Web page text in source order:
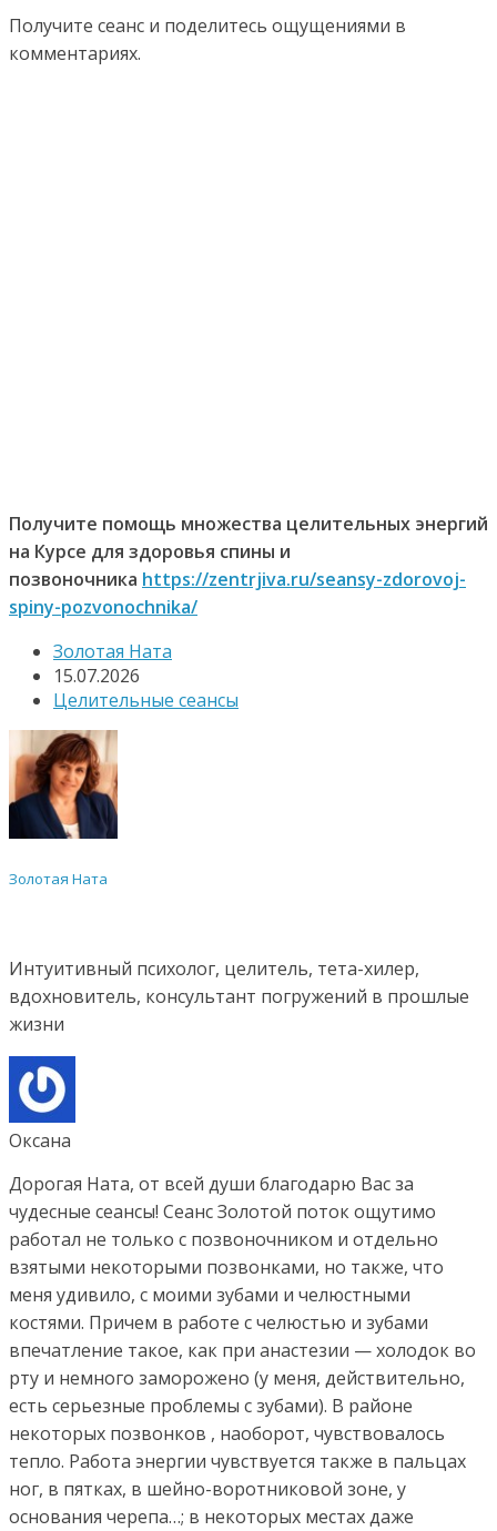
Получите сеанс и поделитесь ощущениями в
комментариях.
Получите помощь множества целительных энергий
на Курсе для здоровья спины и
позвоночника https://zentrjiva.ru/seansy-zdorovoj-
spiny-pozvonochnika/
Золотая Ната
15.07.2026
Целительные сеансы
Золотая Ната
Интуитивный психолог, целитель, тета-хилер,
вдохновитель, консультант погружений в прошлые
жизни
Оксана
Дорогая Ната, от всей души благодарю Вас за
чудесные сеансы! Сеанс Золотой поток ощутимо
работал не только с позвоночником и отдельно
взятыми некоторыми позвонками, но также, что
меня удивило, с моими зубами и челюстными
костями. Причем в работе с челюстью и зубами
впечатление такое, как при анастезии — холодок во
рту и немного заморожено (у меня, действительно,
есть серьезные проблемы с зубами). В районе
некоторых позвонков , наоборот, чувствовалось
тепло. Работа энергии чувствуется также в пальцах
ног, в пятках, в шейно-воротниковой зоне, у
основания черепа…; в некоторых местах даже